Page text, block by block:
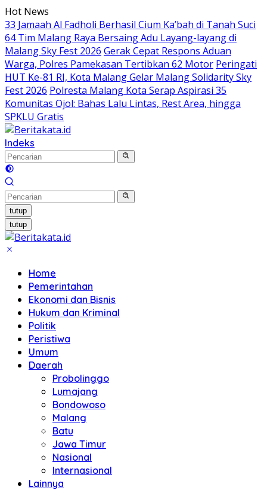
Langsung
ke
konten
Hot News
33 Jamaah Al Fadholi Berhasil Cium Ka’bah di Tanah Suci
64 Tim Malang Raya Bersaing Adu Layang-layang di
Malang Sky Fest 2026 Gerak Cepat Respons Aduan
Warga, Polres Pamekasan Tertibkan 62 Motor Peringati
HUT Ke-81 RI, Kota Malang Gelar Malang Solidarity Sky
Fest 2026 Polresta Malang Kota Serap Aspirasi 35
Komunitas Ojol: Bahas Lalu Lintas, Rest Area, hingga
SPKLU Gratis
Indeks
tutup
tutup
Home
Pemerintahan
Ekonomi dan Bisnis
Hukum dan Kriminal
Politik
Peristiwa
Umum
Daerah
Probolinggo
Lumajang
Bondowoso
Malang
Batu
Jawa Timur
Nasional
Internasional
Lainnya